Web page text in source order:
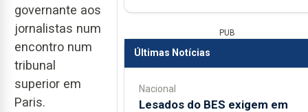
governante aos
jornalistas num
encontro num
tribunal
superior em
Paris.
PUB
Últimas Notícias
Nacional
Lesados do BES exigem em